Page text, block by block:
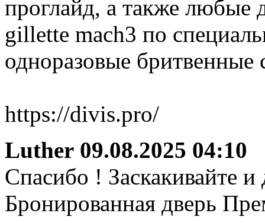
проглайд, а также любые
gillette mach3 по
одноразовые бритвенные
https://divis.pro/
Luther 09.08.2025 04:10
Спасибо ! Заскакивайте
Бронированная дверь